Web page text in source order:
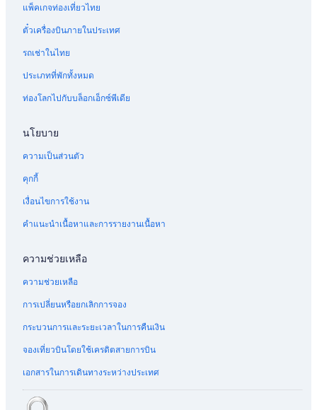
แพ็คเกจท่องเที่ยวไทย
ตั๋วเครื่องบินภายในประเทศ
รถเช่าในไทย
ประเภทที่พักทั้งหมด
ท่องโลกไปกับบล็อกเอ็กซ์พีเดีย
นโยบาย
ความเป็นส่วนตัว
คุกกี้
เงื่อนไขการใช้งาน
คำแนะนำเนื้อหาและการรายงานเนื้อหา
ความช่วยเหลือ
ความช่วยเหลือ
การเปลี่ยนหรือยกเลิกการจอง
กระบวนการและระยะเวลาในการคืนเงิน
จองเที่ยวบินโดยใช้เครดิตสายการบิน
เอกสารในการเดินทางระหว่างประเทศ